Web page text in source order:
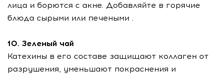
лица и борются с акне. Добавляйте в горячие
блюда сырыми или печеными .
10. Зеленый чай
Катехины в его составе защищают коллаген от
разрушения, уменьшают покраснения и